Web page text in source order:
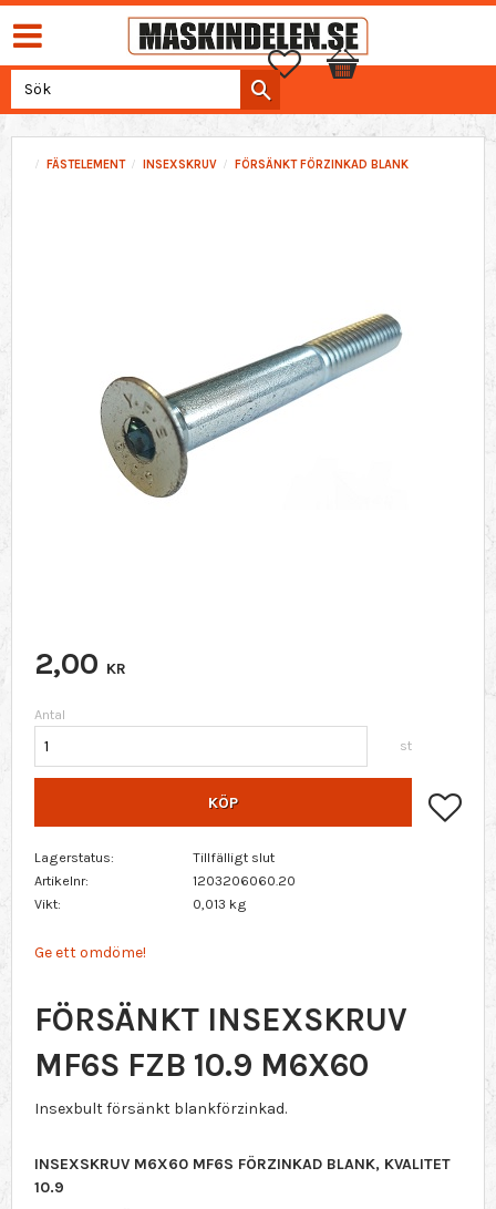
Favoriter
Kundvagn
FÄSTELEMENT INSEXSKRUV FÖRSÄNKT FÖRZINKAD BLANK
2,00 KR
Antal
st
KÖP
Lagerstatus
Tillfälligt slut
Artikelnr
1203206060.20
Vikt
0,013 kg
Ge ett omdöme!
FÖRSÄNKT INSEXSKRUV
MF6S FZB 10.9 M6X60
Insexbult försänkt blankförzinkad.
INSEXSKRUV M6X60 MF6S FÖRZINKAD BLANK, KVALITET
10.9